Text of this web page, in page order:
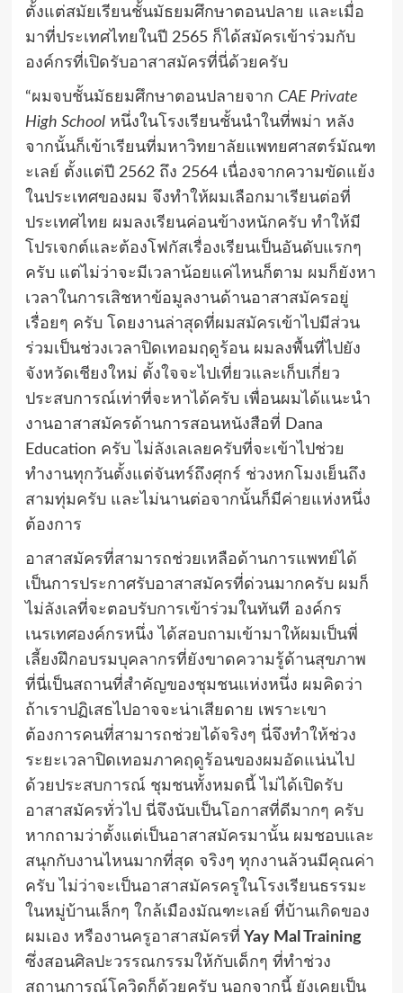
ตั้งแต่สมัยเรียนชั้นมัธยมศึกษาตอนปลาย และเมื่อ
มาที่ประเทศไทยในปี 2565 ก็ได้สมัครเข้าร่วมกับ
องค์กรที่เปิดรับอาสาสมัครที่นี่ด้วยครับ
“ผมจบชั้นมัธยมศึกษาตอนปลายจาก CAE Private
High Schoolหนึ่งในโรงเรียนชั้นนำในที่พม่า หลัง
จากนั้นก็เข้าเรียนที่มหาวิทยาลัยแพทยศาสตร์มัณฑ
ะเลย์ ตั้งแต่ปี 2562 ถึง 2564 เนื่องจากความขัดแย้ง
ในประเทศของผม จึงทำให้ผมเลือกมาเรียนต่อที่
ประเทศไทย ผมลงเรียนค่อนข้างหนักครับ ทำให้มี
โปรเจกต์และต้องโฟกัสเรื่องเรียนเป็นอันดับแรกๆ
ครับ แต่ไม่ว่าจะมีเวลาน้อยแค่ไหนก็ตาม ผมก็ยังหา
เวลาในการเสิชหาข้อมูลงานด้านอาสาสมัครอยู่
เรื่อยๆ ครับ โดยงานล่าสุดที่ผมสมัครเข้าไปมีส่วน
ร่วมเป็นช่วงเวลาปิดเทอมฤดูร้อน ผมลงพื้นที่ไปยัง
จังหวัดเชียงใหม่ ตั้งใจจะไปเที่ยวและเก็บเกี่ยว
ประสบการณ์เท่าที่จะหาได้ครับ เพื่อนผมได้แนะนำ
งานอาสาสมัครด้านการสอนหนังสือที่ Dana
Education ครับ ไม่ลังเลเลยครับที่จะเข้าไปช่วย
ทำงานทุกวันตั้งแต่จันทร์ถึงศุกร์ ช่วงหกโมงเย็นถึง
สามทุ่มครับ และไม่นานต่อจากนั้นก็มีค่ายแห่งหนึ่ง
ต้องการ
อาสาสมัครที่สามารถช่วยเหลือด้านการแพทย์ได้
เป็นการประกาศรับอาสาสมัครที่ด่วนมากครับ ผมก็
ไม่ลังเลที่จะตอบรับการเข้าร่วมในทันที องค์กร
เนรเทศองค์กรหนึ่ง ได้สอบถามเข้ามาให้ผมเป็นพี่
เลี้ยงฝึกอบรมบุคลากรที่ยังขาดความรู้ด้านสุขภาพ
ที่นี่เป็นสถานที่สำคัญของชุมชนแห่งหนึ่ง ผมคิดว่า
ถ้าเราปฏิเสธไปอาจจะน่าเสียดาย เพราะเขา
ต้องการคนที่สามารถช่วยได้จริงๆ นี่จึงทำให้ช่วง
ระยะเวลาปิดเทอมภาคฤดูร้อนของผมอัดแน่นไป
ด้วยประสบการณ์ ชุมชนทั้งหมดนี้ ไม่ได้เปิดรับ
อาสาสมัครทั่วไป นี่จึงนับเป็นโอกาสที่ดีมากๆ ครับ
หากถามว่าตั้งแต่เป็นอาสาสมัครมานั้น ผมชอบและ
สนุกกับงานไหนมากที่สุด จริงๆ ทุกงานล้วนมีคุณค่า
ครับ ไม่ว่าจะเป็นอาสาสมัครครูในโรงเรียนธรรมะ
ในหมู่บ้านเล็กๆ ใกล้เมืองมัณฑะเลย์ ที่บ้านเกิดของ
ผมเอง หรืองานครูอาสาสมัครที่ Yay Mal Training
ซึ่งสอนศิลปะวรรณกรรมให้กับเด็กๆ ที่ทำช่วง
สถานการณ์โควิดก็ด้วยครับ นอกจากนี้ ยังเคยเป็น